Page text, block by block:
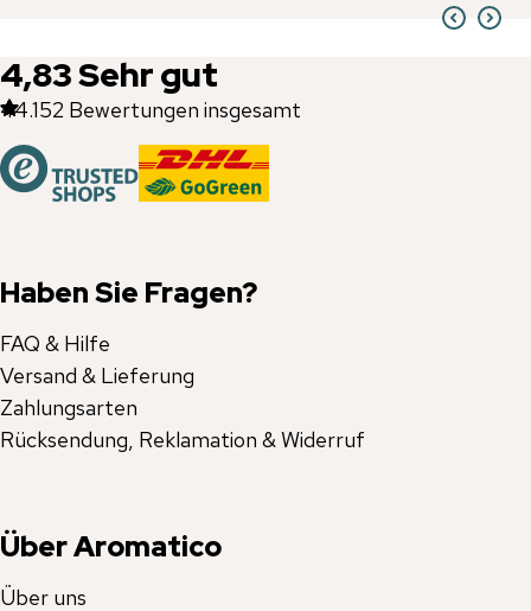
4,83Sehr gut
44.152 Bewertungen insgesamt
Haben Sie Fragen?
FAQ & Hilfe
Versand & Lieferung
Zahlungsarten
Rücksendung, Reklamation & Widerruf
Über Aromatico
Über uns